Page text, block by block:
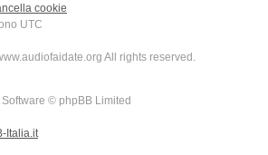
cookie
UTC
All rights reserved.
© phpBB Limited
Italia.it